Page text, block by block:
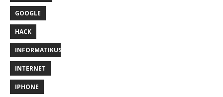
GOOGLE
HACK
INFORMATIKUS
INTERNET
IPHONE